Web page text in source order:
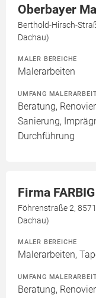
Oberbayer
Berthold-Hirsch-
Dachau)
MALER BEREICHE
Malerarbeiten
UMFANG
Beratung,
Sanierung,
Durchführung
Firma FARBIG
Föhrenstraße 2,
Dachau)
MALER BEREICHE
Malerarbeiten,
UMFANG
Beratung,